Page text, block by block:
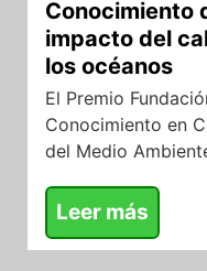
Conocimiento
impacto del
los océanos
El Premio
Conocimiento en
del Medio
Leer más